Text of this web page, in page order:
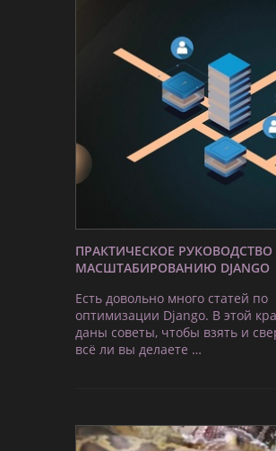
ПРАКТИЧЕСКОЕ
МАСШТАБИРОВАНИЮ DJANGO
Есть довольно много статей по
оптимизации Django. В этой
даны советы, чтобы взять и
всё ли вы делаете …